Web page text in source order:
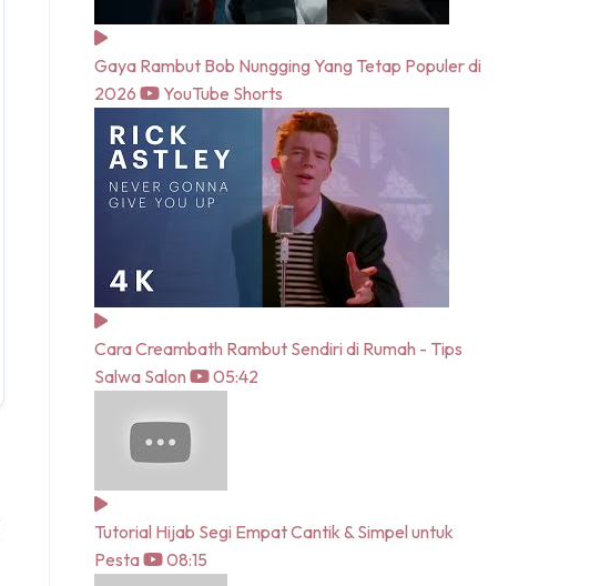
Gaya Rambut Bob Nungging Yang Tetap Populer di
2026
YouTube Shorts
Cara Creambath Rambut Sendiri di Rumah - Tips
Salwa Salon
05:42
Tutorial Hijab Segi Empat Cantik & Simpel untuk
Pesta
08:15